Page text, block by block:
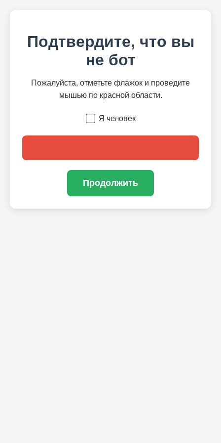
Подтвердите, что вы
не бот
Пожалуйста, отметьте флажок и проведите
мышью по красной области.
Я человек
Продолжить